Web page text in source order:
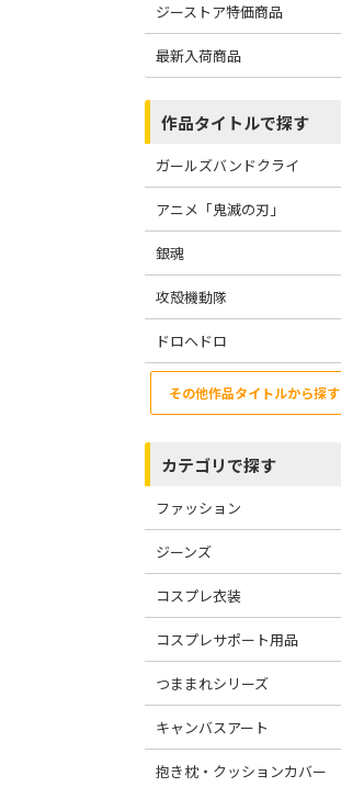
ジーストア特価商品
最新入荷商品
作品タイトルで探す
ガールズバンドクライ
アニメ「鬼滅の刃」
銀魂
攻殻機動隊
ドロヘドロ
その他作品タイトルから探す
カテゴリで探す
ファッション
ジーンズ
コスプレ衣装
コスプレサポート用品
つままれシリーズ
キャンバスアート
抱き枕・クッションカバー